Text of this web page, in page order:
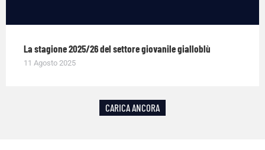
La stagione 2025/26 del settore giovanile gialloblù
11 Agosto 2025
CARICA ANCORA